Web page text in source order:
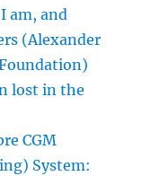
am, and
(Alexander
lost in the
CGM
System: